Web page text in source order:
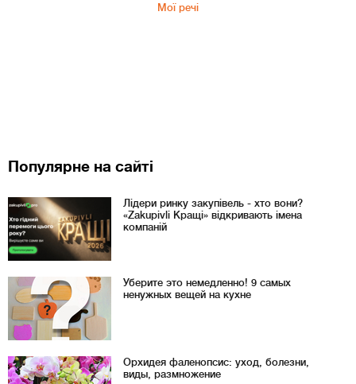
Мої речі
Популярне на сайті
Лідери ринку закупівель - хто вони?
«Zakupivli Кращі» відкривають імена
компаній
Уберите это немедленно! 9 самых
ненужных вещей на кухне
Орхидея фаленопсис: уход, болезни,
виды, размножение